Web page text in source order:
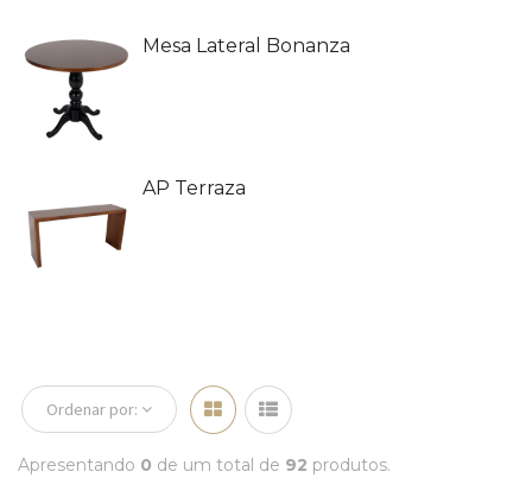
Mesa Lateral Bonanza
AP Terraza
Ordenar por:
Apresentando 0 de um total de 92 produtos.